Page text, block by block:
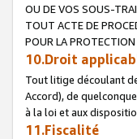
OU DE VOS SOUS-
TOUT ACTE DE
POUR LA
10.Droit
Tout litige découlant
Accord), de
à la loi et aux
11.Fiscalité